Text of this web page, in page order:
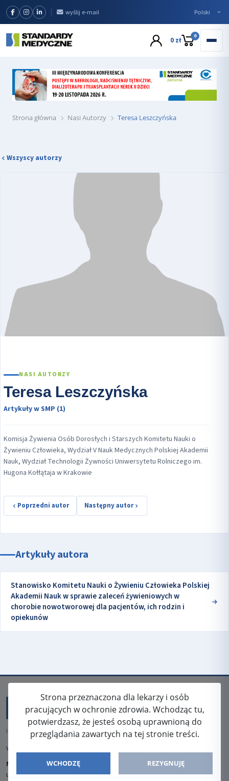
wyślij e-mail
0 zł 0
Strona główna Nasi Autorzy Teresa Leszczyńska
Wszyscy autorzy
NASI AUTORZY
Teresa Leszczyńska
Artykuły w SMP (1)
Komisja Żywienia Osób Dorosłych i Starszych Komitetu Nauki o
Żywieniu Człowieka, Wydział V Nauk Medycznych Polskiej Akademii
Nauk, Wydział Technologii Żywności Uniwersytetu Rolniczego im.
Hugona Kołłątaja w Krakowie
Poprzedni autor Następny autor
Artykuły autora
Stanowisko Komitetu Nauki o Żywieniu Człowieka Polskiej
Akademii Nauk w sprawie zaleceń żywieniowych w
chorobie nowotworowej dla pacjentów, ich rodzin i
opiekunów
Strona przeznaczona dla lekarzy i osób
pracujących w ochronie zdrowia. Wchodząc tu,
potwierdzasz, że jesteś osobą uprawnioną do
przeglądania zawartych na tej stronie treści.
WCHODZĘ REZYGNUJĘ
ISSN: 2080-5438
WYDAWCA
Media-Press Sp. z o.o.
ul. Gwiaździsta 7B/8